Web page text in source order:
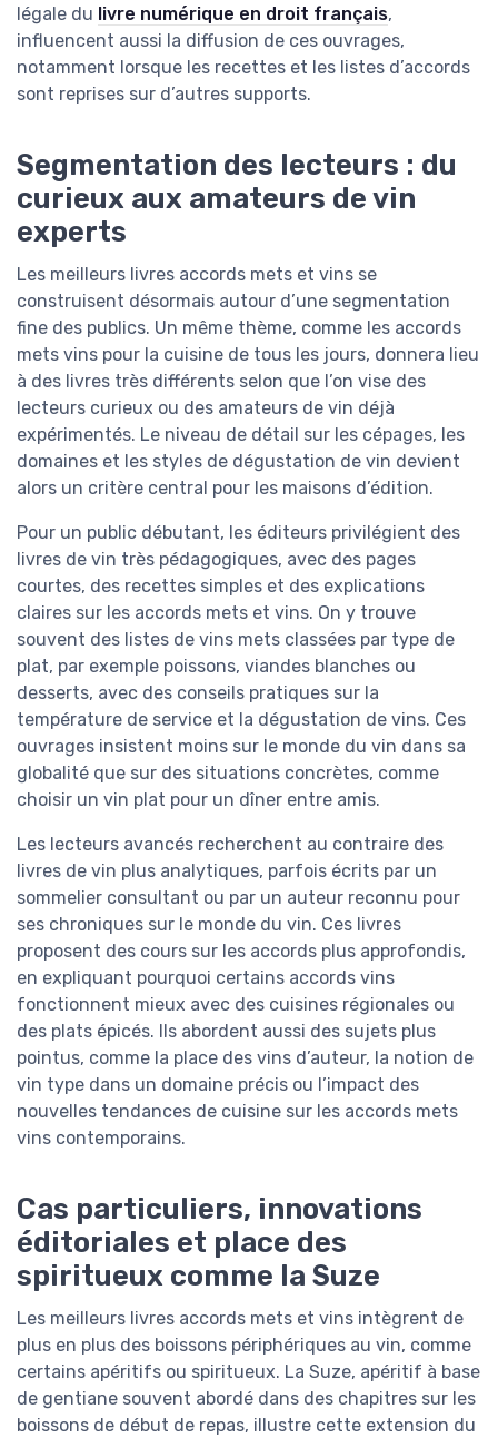
légale du livre numérique en droit français,
influencent aussi la diffusion de ces ouvrages,
notamment lorsque les recettes et les listes d’accords
sont reprises sur d’autres supports.
Segmentation des lecteurs : du
curieux aux amateurs de vin
experts
Les meilleurs livres accords mets et vins se
construisent désormais autour d’une segmentation
fine des publics. Un même thème, comme les accords
mets vins pour la cuisine de tous les jours, donnera lieu
à des livres très différents selon que l’on vise des
lecteurs curieux ou des amateurs de vin déjà
expérimentés. Le niveau de détail sur les cépages, les
domaines et les styles de dégustation de vin devient
alors un critère central pour les maisons d’édition.
Pour un public débutant, les éditeurs privilégient des
livres de vin très pédagogiques, avec des pages
courtes, des recettes simples et des explications
claires sur les accords mets et vins. On y trouve
souvent des listes de vins mets classées par type de
plat, par exemple poissons, viandes blanches ou
desserts, avec des conseils pratiques sur la
température de service et la dégustation de vins. Ces
ouvrages insistent moins sur le monde du vin dans sa
globalité que sur des situations concrètes, comme
choisir un vin plat pour un dîner entre amis.
Les lecteurs avancés recherchent au contraire des
livres de vin plus analytiques, parfois écrits par un
sommelier consultant ou par un auteur reconnu pour
ses chroniques sur le monde du vin. Ces livres
proposent des cours sur les accords plus approfondis,
en expliquant pourquoi certains accords vins
fonctionnent mieux avec des cuisines régionales ou
des plats épicés. Ils abordent aussi des sujets plus
pointus, comme la place des vins d’auteur, la notion de
vin type dans un domaine précis ou l’impact des
nouvelles tendances de cuisine sur les accords mets
vins contemporains.
Cas particuliers, innovations
éditoriales et place des
spiritueux comme la Suze
Les meilleurs livres accords mets et vins intègrent de
plus en plus des boissons périphériques au vin, comme
certains apéritifs ou spiritueux. La Suze, apéritif à base
de gentiane souvent abordé dans des chapitres sur les
boissons de début de repas, illustre cette extension du